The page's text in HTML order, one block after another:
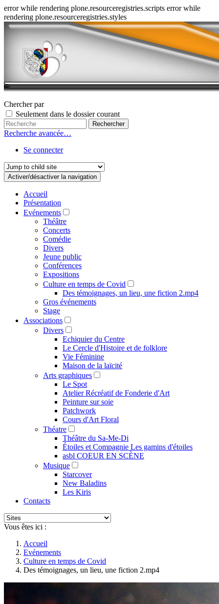
error while rendering plone.resourceregistries.scripts error while
rendering plone.resourceregistries.styles
Chercher par
Seulement dans le dossier courant
Recherche avancée…
Se connecter
Activer/désactiver la navigation
Accueil
Présentation
Evénements
Théâtre
Concerts
Comédie
Divers
Jeune public
Conférences
Expositions
Culture en temps de Covid
Des témoignages, un lieu, une fiction 2.mp4
Gros événements
Stage
Associations
Divers
Echiquier du Centre
Le Cercle d'Histoire et de folklore
Vie Féminine
Maison de la laïcité
Arts graphiques
Le Spot
Atelier Récréatif de Fonderie d'Art
Peinture sur soie
Patchwork
Cours d'Art Floral
Théatre
Théâtre du Sa-Me-Di
Étoiles et Compagnie Les gamins d'étoiles
asbl COEUR EN SCÈNE
Musique
Starcover
New Baladins
Les Kiris
Contacts
Vous êtes ici :
Accueil
Evénements
Culture en temps de Covid
Des témoignages, un lieu, une fiction 2.mp4